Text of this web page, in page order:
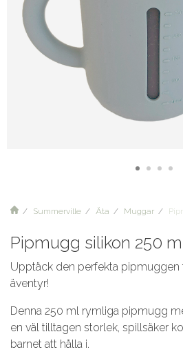
Summerville Äta Muggar
Pipmugg silikon 250
Upptäck den perfekta
äventyr!
Denna 250 ml rymliga pipmugg
en väl tilltagen storlek, spillsäker
barnet att hålla i.